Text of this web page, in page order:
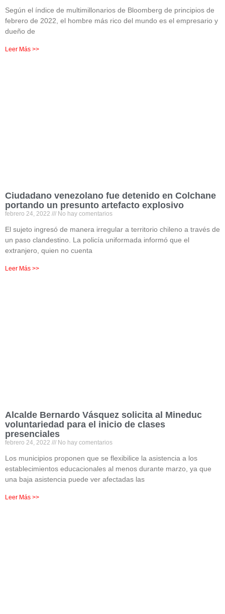
Según el índice de multimillonarios de Bloomberg de principios de
febrero de 2022, el hombre más rico del mundo es el empresario y
dueño de
Leer Más >>
Ciudadano venezolano fue detenido en Colchane
portando un presunto artefacto explosivo
febrero 24, 2022 No hay comentarios
El sujeto ingresó de manera irregular a territorio chileno a través de
un paso clandestino. La policía uniformada informó que el
extranjero, quien no cuenta
Leer Más >>
Alcalde Bernardo Vásquez solicita al Mineduc
voluntariedad para el inicio de clases
presenciales
febrero 24, 2022 No hay comentarios
Los municipios proponen que se flexibilice la asistencia a los
establecimientos educacionales al menos durante marzo, ya que
una baja asistencia puede ver afectadas las
Leer Más >>